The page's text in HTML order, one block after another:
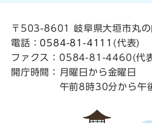
〒503-8601 岐阜県大垣市丸
電話：0584-81-4111 (代表)
ファクス：0584-81-4460(代
開庁時間： 月曜日から金曜日
午前8時30分から午